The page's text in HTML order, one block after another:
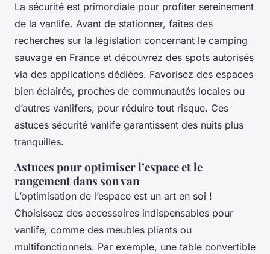
La sécurité est primordiale pour profiter sereinement
de la vanlife. Avant de stationner, faites des
recherches sur la législation concernant le camping
sauvage en France et découvrez des spots autorisés
via des applications dédiées. Favorisez des espaces
bien éclairés, proches de communautés locales ou
d’autres vanlifers, pour réduire tout risque. Ces
astuces sécurité vanlife garantissent des nuits plus
tranquilles.
Astuces pour optimiser l’espace et le
rangement dans son van
L’optimisation de l’espace est un art en soi !
Choisissez des accessoires indispensables pour
vanlife, comme des meubles pliants ou
multifonctionnels. Par exemple, une table convertible